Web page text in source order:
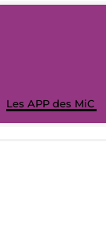
Les APP des MiC